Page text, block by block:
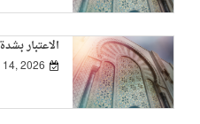
الاعتبار
2026